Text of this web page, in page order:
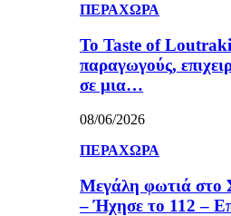
ΠΕΡΑΧΩΡΑ
Το Taste of
παραγωγούς,
σε μια…
08/06/2026
ΠΕΡΑΧΩΡΑ
Μεγάλη φωτιά στο
– Ήχησε το 112 –